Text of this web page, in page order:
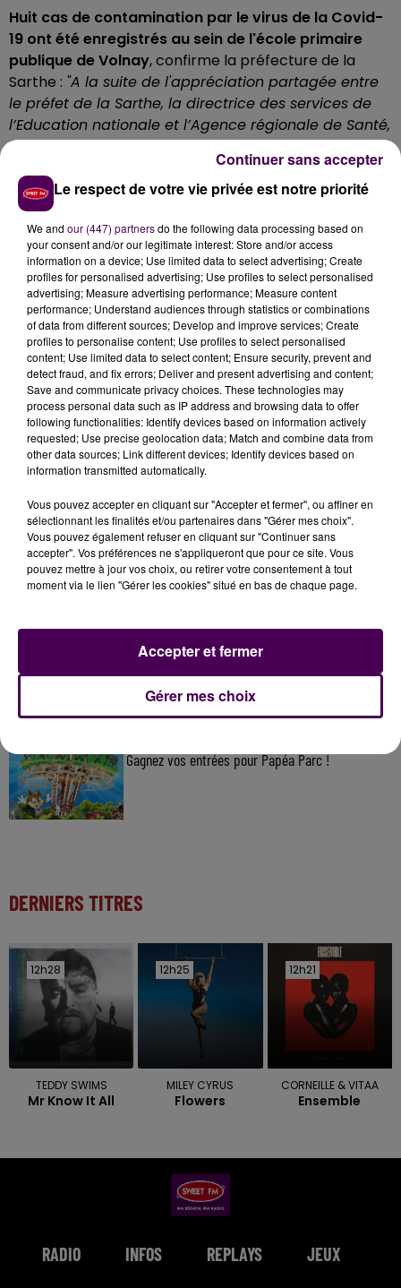
Huit cas de contamination par le virus de la Covid-
19 ont été enregistrés au sein de l'école primaire
publique de Volnay, confirme la préfecture de la
Sarthe : "A la suite de l'appréciation partagée entre
le préfet de la Sarthe, la directrice des services de
l’Education nationale et l’Agence régionale de Santé,
il apparaît que l’établissement n’est pas en mesure
de poursuivre l’accueil des élèves"précise-t-on,
avant d'annoncer qu'il a donc été décidé"de
suspendre l’accueil des élèves dans l’établissement,
et dans les services d’hébergement, d’accueil et
d’activités périscolaires qui y sont associés,à
compter de ce lundi 10 mai et jusqu’au dimanche 16
mai inclus".
À LA UNE
7 août 2026
Gagnez vos pass pour le V and B Fest' 2026 !
11 juillet 2026
Inscrivez-vous au casting The Voice & The Voice
Kids !
Gagnez vos entrées pour Papéa Parc !
DERNIERS TITRES
12h28
12h28
TEDDY SWIMS
Mr Know It All
12h25
12h25
MILEY CYRUS
Flowers
12h21
12h21
CORNEILLE & VITAA
Ensemble
RADIO INFOS REPLAYS JEUX
Le respect de votre vie privée est notre priorité
We and our (447) partnersdo the following data processing based on
your consent and/or our legitimate interest: Store and/or access
information on a device; Use limited data to select advertising; Create
profiles for personalised advertising; Use profiles to select personalised
advertising; Measure advertising performance; Measure content
performance; Understand audiences through statistics or combinations
of data from different sources; Develop and improve services; Create
profiles to personalise content; Use profiles to select personalised
content; Use limited data to select content; Ensure security, prevent and
detect fraud, and fix errors; Deliver and present advertising and content;
Save and communicate privacy choices. These technologies may
process personal data such as IP address and browsing data to offer
following functionalities: Identify devices based on information actively
requested; Use precise geolocation data; Match and combine data from
other data sources; Link different devices; Identify devices based on
information transmitted automatically.
Vous pouvez accepter en cliquant sur "Accepter et fermer", ou affiner en
sélectionnant les finalités et/ou partenaires dans "Gérer mes choix".
Vous pouvez également refuser en cliquant sur "Continuer sans
accepter". Vos préférences ne s'appliqueront que pour ce site. Vous
pouvez mettre à jour vos choix, ou retirer votre consentement à tout
moment via le lien "Gérer les cookies" situé en bas de chaque page.
Gérer mes choix
Accepter et fermer
Continuer sans accepter